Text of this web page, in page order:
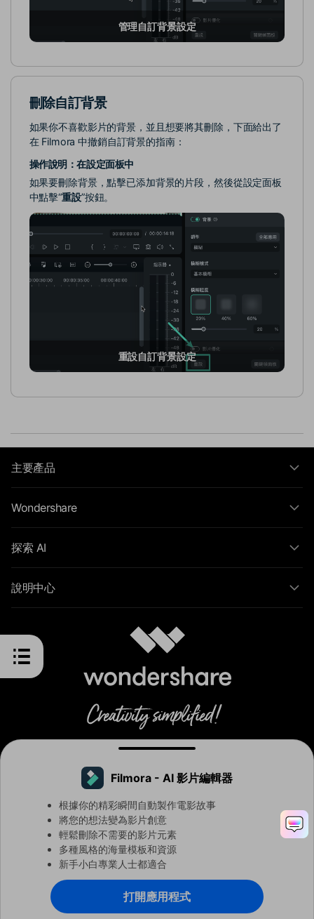
Filmora - 人工智慧影片剪輯軟體
管理自訂背景設定
刪除自訂背景
如果你不喜歡影片的背景，並且想要將其刪除，下面給出了
在 Filmora 中撤銷自訂背景的指南：
操作說明：在設定面板中
如果要刪除背景，點擊已添加背景的片段，然後從設定面板
中點擊“重設”按鈕。
重設自訂背景設定
主要產品
Wondershare
探索 AI
說明中心
條款與細則 隱私權 Cookie 偏好設定
解除安裝
© 2026Wondershare 版權所有。
Chinese Traditional - 繁體中文
Filmora - AI 影片編輯器
根據你的精彩瞬間自動製作電影故事
將您的想法變為影片創意
輕鬆刪除不需要的影片元素
多種風格的海量模板和資源
新手小白專業人士都適合
打開應用程式